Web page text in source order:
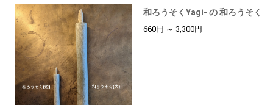
和ろうそくYagi- の 和ろうそく
660円 ～ 3,300円